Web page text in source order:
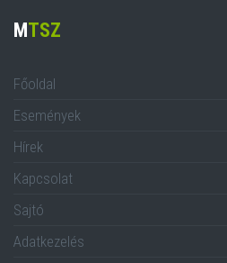
M TSZ
Főoldal
Események
Hírek
Kapcsolat
Sajtó
Adatkezelés